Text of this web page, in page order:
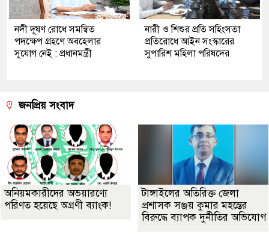
নদী দূষণ রোধে সমন্বিত
পদক্ষেপ গ্রহণে অবহেলার
সুযোগ নেই : প্রধানমন্ত্রী
নারী ও শিশুর প্রতি সহিংসতা
প্রতিরোধে আইন সংস্কারের
সুপারিশ মহিলা পরিষদের
জনপ্রিয় সংবাদ
অনিয়মকারীদের অভয়ারণ্যে
পরিণত হয়েছে অগ্রণী ব্যাংক!
টাঙ্গাইলের অতিরিক্ত জেলা
প্রশাসক সঞ্জয় কুমার মহন্তের
বিরুদ্ধে ব্যাপক দুর্নীতির অভিযোগ